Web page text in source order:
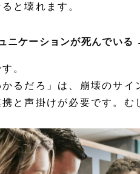
と壊れます。
ニケーションが死んでいる
。
かるだろ」は、崩壊のサイ
と声掛けが必要です。む